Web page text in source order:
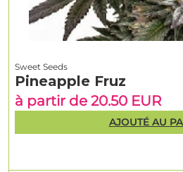
Sweet Seeds
Pineapple Fruz
à partir de 20.50 EUR
AJOUTÉ AU